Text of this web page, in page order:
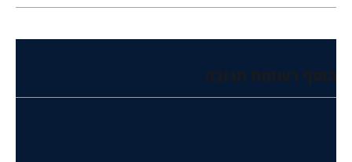
הוסף רשומת תגובה